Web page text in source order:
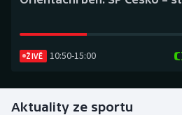
Futsal
Golf
ŽIVĚ 10:50-15:00
Aktuality ze sportu